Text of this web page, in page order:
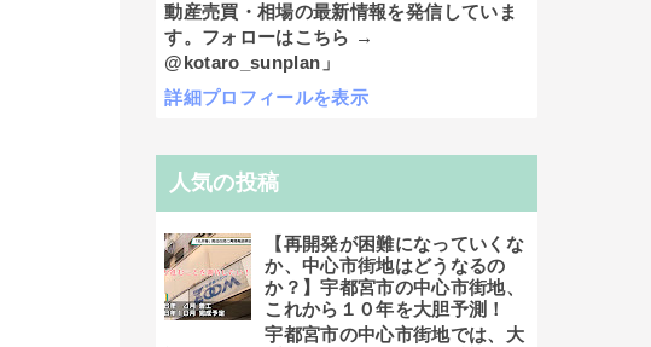
動産売買・相場の最新情報を発信していま
す。フォローはこちら →
@kotaro_sunplan」
詳細プロフィールを表示
人気の投稿
【再開発が困難になっていくな
か、中心市街地はどうなるの
か？】宇都宮市の中心市街地、
これから１０年を大胆予測！
宇都宮市の中心市街地では、大